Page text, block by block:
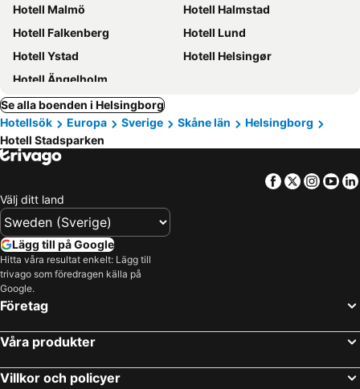
Hotell Malmö
Hotell Halmstad
Hotell Falkenberg
Hotell Lund
Hotell Ystad
Hotell Helsingør
Hotell Ängelholm
Se alla boenden i Helsingborg
Hotellsök
Europa Sverige Skåne län
Helsingborg
Hotell Stadsparken
Facebook
Twitter
Välj ditt land
Lägg till på Google
Hitta våra resultat enkelt: Lägg till
trivago som föredragen källa på
Google.
Företag
Våra produkter
Villkor och policyer